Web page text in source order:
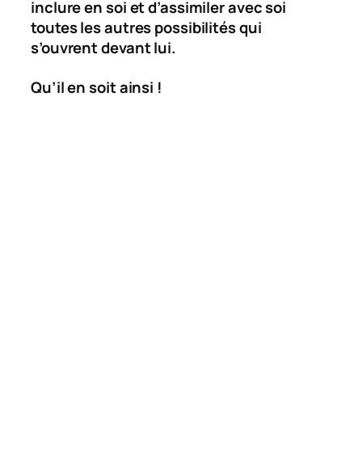
inclure en soi et d’assimiler avec soi
toutes les autres possibilités qui
s’ouvrent devant lui.
Qu’il en soit ainsi !